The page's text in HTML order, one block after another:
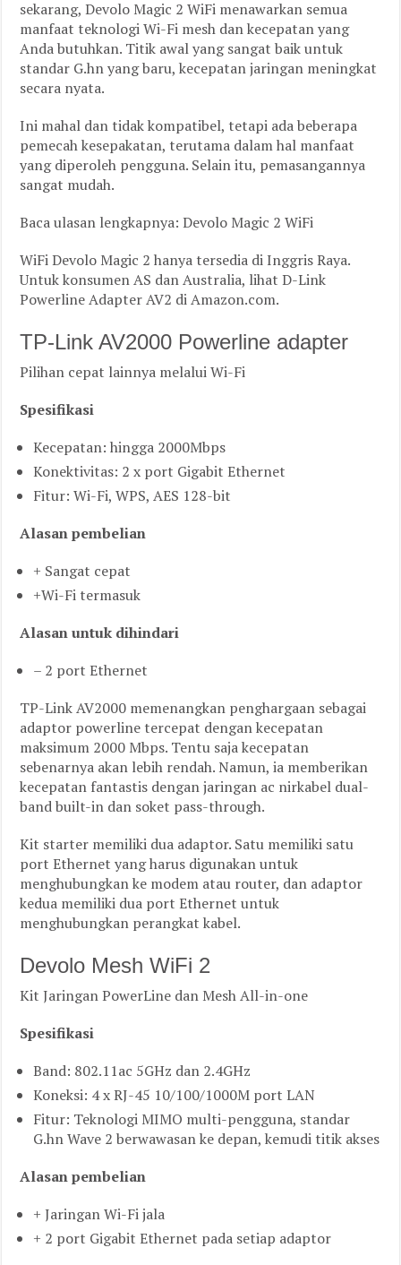
sekarang, Devolo Magic 2 WiFi menawarkan semua
manfaat teknologi Wi-Fi mesh dan kecepatan yang
Anda butuhkan. Titik awal yang sangat baik untuk
standar G.hn yang baru, kecepatan jaringan meningkat
secara nyata.
Ini mahal dan tidak kompatibel, tetapi ada beberapa
pemecah kesepakatan, terutama dalam hal manfaat
yang diperoleh pengguna. Selain itu, pemasangannya
sangat mudah.
Baca ulasan lengkapnya: Devolo Magic 2 WiFi
WiFi Devolo Magic 2 hanya tersedia di Inggris Raya.
Untuk konsumen AS dan Australia, lihat D-Link
Powerline Adapter AV2 di Amazon.com.
TP-Link AV2000 Powerline adapter
Pilihan cepat lainnya melalui Wi-Fi
Spesifikasi
Kecepatan: hingga 2000Mbps
Konektivitas: 2 x port Gigabit Ethernet
Fitur: Wi-Fi, WPS, AES 128-bit
Alasan pembelian
+ Sangat cepat
+Wi-Fi termasuk
Alasan untuk dihindari
– 2 port Ethernet
TP-Link AV2000 memenangkan penghargaan sebagai
adaptor powerline tercepat dengan kecepatan
maksimum 2000 Mbps. Tentu saja kecepatan
sebenarnya akan lebih rendah. Namun, ia memberikan
kecepatan fantastis dengan jaringan ac nirkabel dual-
band built-in dan soket pass-through.
Kit starter memiliki dua adaptor. Satu memiliki satu
port Ethernet yang harus digunakan untuk
menghubungkan ke modem atau router, dan adaptor
kedua memiliki dua port Ethernet untuk
menghubungkan perangkat kabel.
Devolo Mesh WiFi 2
Kit Jaringan PowerLine dan Mesh All-in-one
Spesifikasi
Band: 802.11ac 5GHz dan 2.4GHz
Koneksi: 4 x RJ-45 10/100/1000M port LAN
Fitur: Teknologi MIMO multi-pengguna, standar
G.hn Wave 2 berwawasan ke depan, kemudi titik akses
Alasan pembelian
+ Jaringan Wi-Fi jala
+ 2 port Gigabit Ethernet pada setiap adaptor